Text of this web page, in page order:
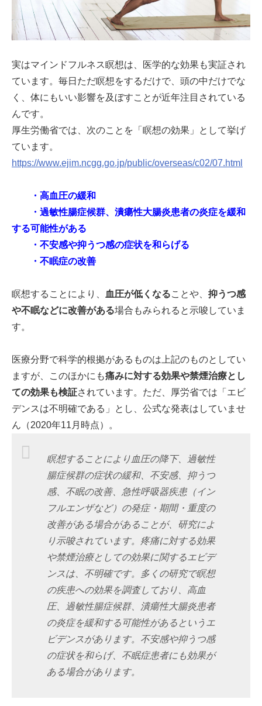
実はマインドフルネス瞑想は、医学的な効果も実証され
ています。毎日ただ瞑想をするだけで、頭の中だけでな
く、体にもいい影響を及ぼすことが近年注目されている
んです。
厚生労働省では、次のことを「瞑想の効果」として挙げ
ています。
https://www.ejim.ncgg.go.jp/public/overseas/c02/07.html
・高血圧の緩和
・過敏性腸症候群、潰瘍性大腸炎患者の炎症を緩和
する可能性がある
・不安感や抑うつ感の症状を和らげる
・不眠症の改善
瞑想することにより、 血圧が低くなることや、 抑うつ感
や不眠などに改善がある場合もみられると示唆していま
す。
医療分野で科学的根拠があるものは上記のものとしてい
ますが、このほかにも痛みに対する効果や禁煙治療とし
ての効果も検証されています。ただ、厚労省では「エビ
デンスは不明確である」とし、公式な発表はしていませ
ん（2020年11月時点）。
瞑想することにより血圧の降下、過敏性
腸症候群の症状の緩和、不安感、抑うつ
感、不眠の改善、急性呼吸器疾患（イン
フルエンザなど）の発症・期間・重度の
改善がある場合があることが、研究によ
り示唆されています。疼痛に対する効果
や禁煙治療としての効果に関するエビデ
ンスは、不明確です。多くの研究で瞑想
の疾患への効果を調査しており、高血
圧、過敏性腸症候群、潰瘍性大腸炎患者
の炎症を緩和する可能性があるというエ
ビデンスがあります。不安感や抑うつ感
の症状を和らげ、不眠症患者にも効果が
ある場合があります。